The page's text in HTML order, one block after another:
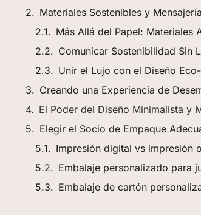
Materiales Sostenibles y
Más Allá del Papel: Materiales
Comunicar Sostenibilidad Sin
Unir el Lujo con el Diseño
Creando una Experiencia de
El Poder del Diseño Minimalista y
Elegir el Socio de Empaque
Impresión digital vs impresión
Embalaje personalizado para
Embalaje de cartón